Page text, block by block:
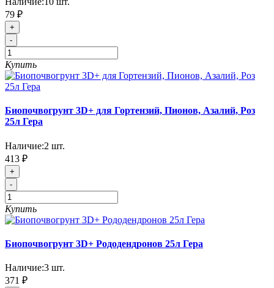
79 ₽
+
-
Купить
Биопочвогрунт 3D+ для Гортензий, Пионов, Азалий, Роз
25л Гера
Наличие:2 шт.
413 ₽
+
-
Купить
Биопочвогрунт 3D+ Рододендронов 25л Гера
Наличие:3 шт.
371 ₽